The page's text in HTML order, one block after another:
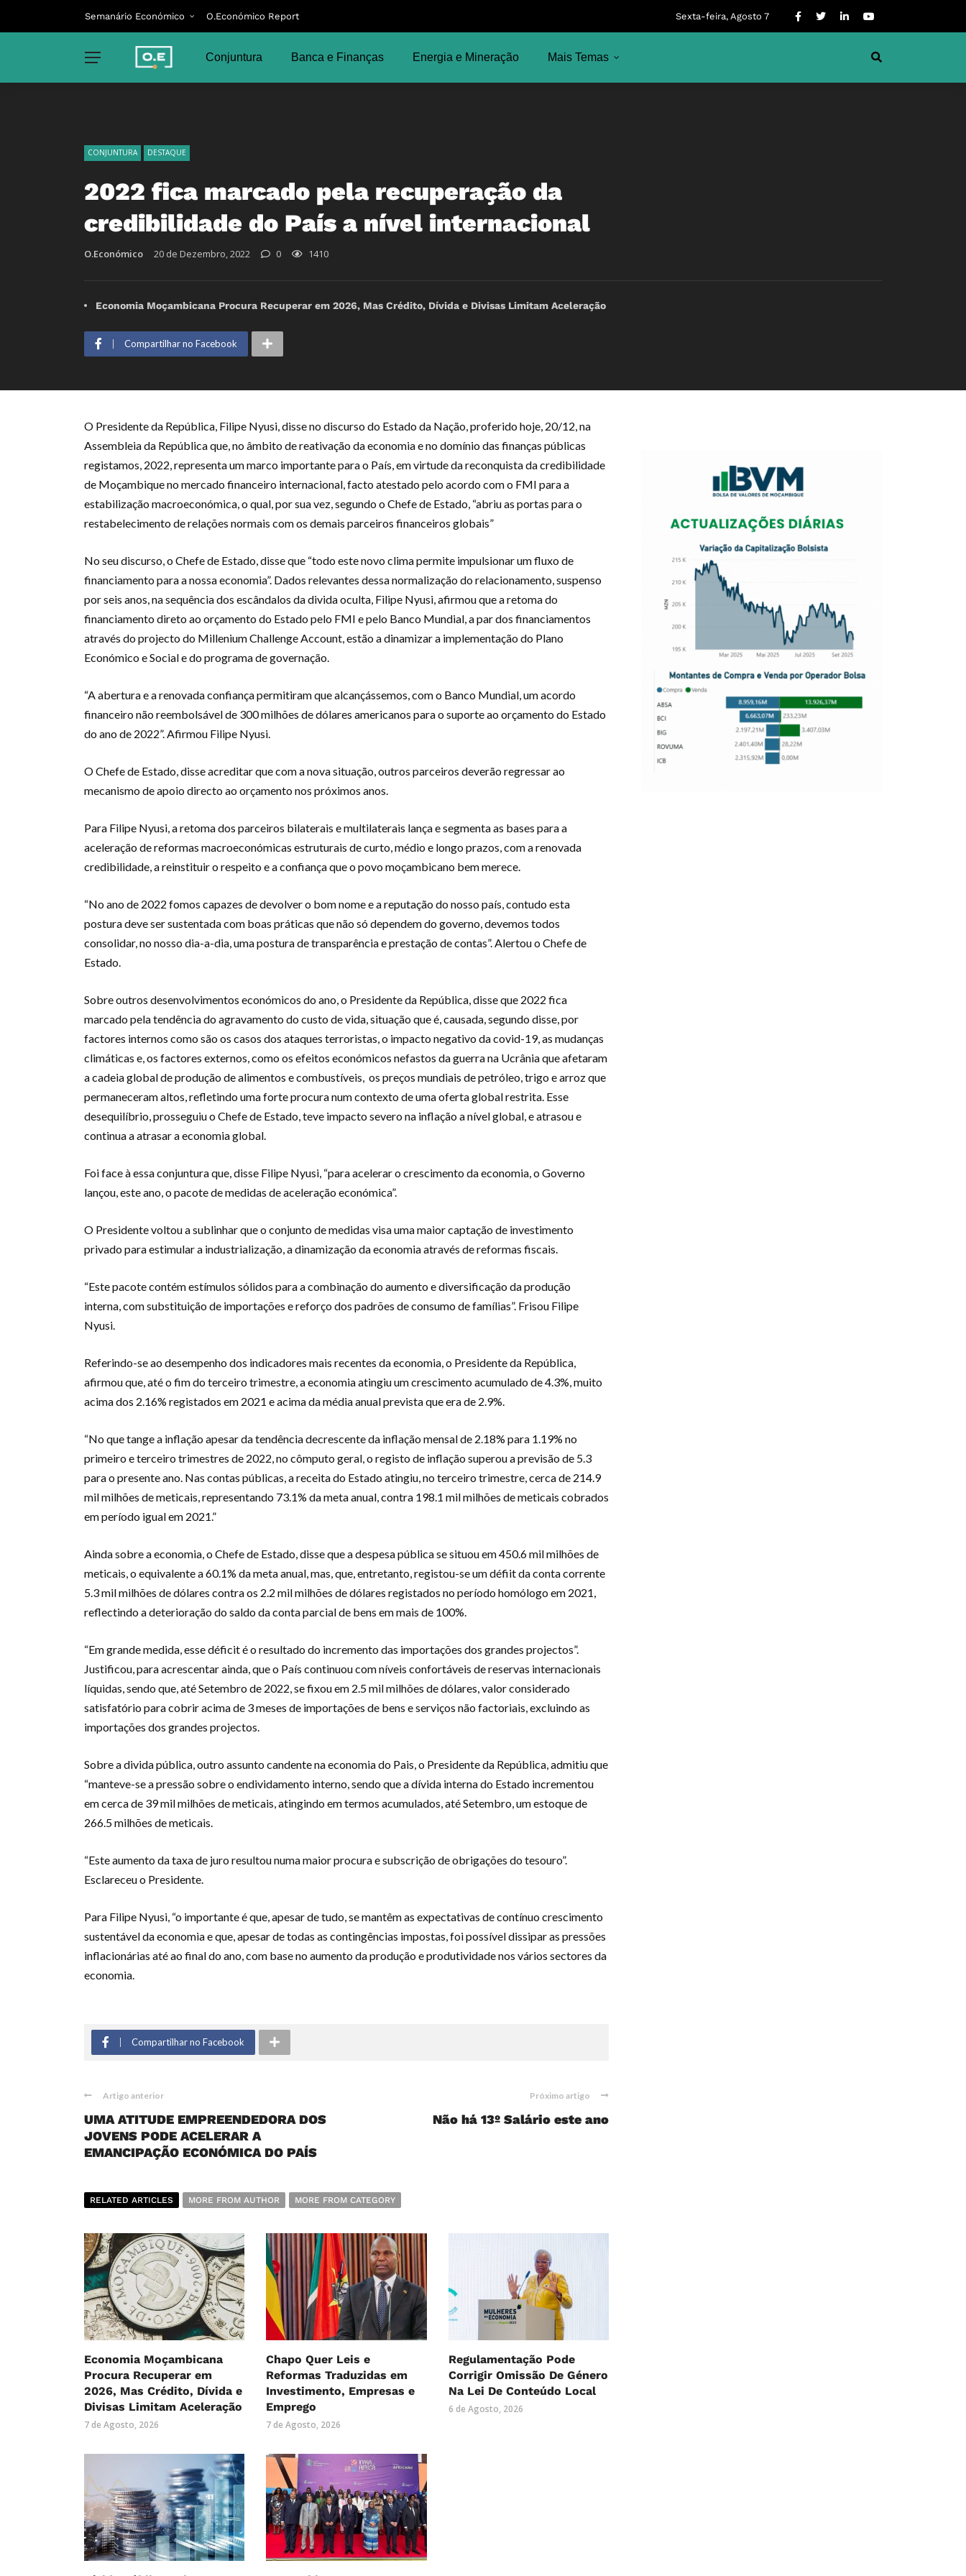
Semanário Económico O.Económico Report Sexta-feira, Agosto 7
Conjuntura Banca e Finanças Energia e Mineração Mais Temas
CONJUNTURA DESTAQUE
2022 fica marcado pela recuperação da
credibilidade do País a nível internacional
O.Económico 20 de Dezembro, 2022 0 1410
Economia Moçambicana Procura Recuperar em 2026, Mas Crédito, Dívida e Divisas Limitam Aceleração
Compartilhar no Facebook
O Presidente da República, Filipe Nyusi, disse no discurso do Estado da Nação, proferido hoje, 20/12, na
Assembleia da República que, no âmbito de reativação da economia e no domínio das finanças públicas
registamos, 2022, representa um marco importante para o País, em virtude da reconquista da credibilidade
de Moçambique no mercado financeiro internacional, facto atestado pelo acordo com o FMI para a
estabilização macroeconómica, o qual, por sua vez, segundo o Chefe de Estado, “abriu as portas para o
restabelecimento de relações normais com os demais parceiros financeiros globais”
No seu discurso, o Chefe de Estado, disse que “todo este novo clima permite impulsionar um fluxo de
financiamento para a nossa economia”. Dados relevantes dessa normalização do relacionamento, suspenso
por seis anos, na sequência dos escândalos da divida oculta, Filipe Nyusi, afirmou que a retoma do
financiamento direto ao orçamento do Estado pelo FMI e pelo Banco Mundial, a par dos financiamentos
através do projecto do Millenium Challenge Account, estão a dinamizar a implementação do Plano
Económico e Social e do programa de governação.
“A abertura e a renovada confiança permitiram que alcançássemos, com o Banco Mundial, um acordo
financeiro não reembolsável de 300 milhões de dólares americanos para o suporte ao orçamento do Estado
do ano de 2022”. Afirmou Filipe Nyusi.
O Chefe de Estado, disse acreditar que com a nova situação, outros parceiros deverão regressar ao
mecanismo de apoio directo ao orçamento nos próximos anos.
Para Filipe Nyusi, a retoma dos parceiros bilaterais e multilaterais lança e segmenta as bases para a
aceleração de reformas macroeconómicas estruturais de curto, médio e longo prazos, com a renovada
credibilidade, a reinstituir o respeito e a confiança que o povo moçambicano bem merece.
“No ano de 2022 fomos capazes de devolver o bom nome e a reputação do nosso país, contudo esta
postura deve ser sustentada com boas práticas que não só dependem do governo, devemos todos
consolidar, no nosso dia-a-dia, uma postura de transparência e prestação de contas”. Alertou o Chefe de
Estado.
Sobre outros desenvolvimentos económicos do ano, o Presidente da República, disse que 2022 fica
marcado pela tendência do agravamento do custo de vida, situação que é, causada, segundo disse, por
factores internos como são os casos dos ataques terroristas, o impacto negativo da covid-19, as mudanças
climáticas e, os factores externos, como os efeitos económicos nefastos da guerra na Ucrânia que afetaram
a cadeia global de produção de alimentos e combustíveis, os preços mundiais de petróleo, trigo e arroz que
permaneceram altos, refletindo uma forte procura num contexto de uma oferta global restrita. Esse
desequilíbrio, prosseguiu o Chefe de Estado, teve impacto severo na inflação a nível global, e atrasou e
continua a atrasar a economia global.
Foi face à essa conjuntura que, disse Filipe Nyusi, “para acelerar o crescimento da economia, o Governo
lançou, este ano, o pacote de medidas de aceleração económica”.
O Presidente voltou a sublinhar que o conjunto de medidas visa uma maior captação de investimento
privado para estimular a industrialização, a dinamização da economia através de reformas fiscais.
“Este pacote contém estímulos sólidos para a combinação do aumento e diversificação da produção
interna, com substituição de importações e reforço dos padrões de consumo de famílias”. Frisou Filipe
Nyusi.
Referindo-se ao desempenho dos indicadores mais recentes da economia, o Presidente da República,
afirmou que, até o fim do terceiro trimestre, a economia atingiu um crescimento acumulado de 4.3%, muito
acima dos 2.16% registados em 2021 e acima da média anual prevista que era de 2.9%.
“No que tange a inflação apesar da tendência decrescente da inflação mensal de 2.18% para 1.19% no
primeiro e terceiro trimestres de 2022, no cômputo geral, o registo de inflação superou a previsão de 5.3
para o presente ano. Nas contas públicas, a receita do Estado atingiu, no terceiro trimestre, cerca de 214.9
mil milhões de meticais, representando 73.1% da meta anual, contra 198.1 mil milhões de meticais cobrados
em período igual em 2021.”
Ainda sobre a economia, o Chefe de Estado, disse que a despesa pública se situou em 450.6 mil milhões de
meticais, o equivalente a 60.1% da meta anual, mas, que, entretanto, registou-se um défiit da conta corrente
5.3 mil milhões de dólares contra os 2.2 mil milhões de dólares registados no período homólogo em 2021,
reflectindo a deterioração do saldo da conta parcial de bens em mais de 100%.
“Em grande medida, esse déficit é o resultado do incremento das importações dos grandes projectos”.
Justificou, para acrescentar ainda, que o País continuou com níveis confortáveis de reservas internacionais
líquidas, sendo que, até Setembro de 2022, se fixou em 2.5 mil milhões de dólares, valor considerado
satisfatório para cobrir acima de 3 meses de importações de bens e serviços não factoriais, excluindo as
importações dos grandes projectos.
Sobre a divida pública, outro assunto candente na economia do Pais, o Presidente da República, admitiu que
“manteve-se a pressão sobre o endividamento interno, sendo que a dívida interna do Estado incrementou
em cerca de 39 mil milhões de meticais, atingindo em termos acumulados, até Setembro, um estoque de
266.5 milhões de meticais.
“Este aumento da taxa de juro resultou numa maior procura e subscrição de obrigações do tesouro”.
Esclareceu o Presidente.
Para Filipe Nyusi, “o importante é que, apesar de tudo, se mantêm as expectativas de contínuo crescimento
sustentável da economia e que, apesar de todas as contingências impostas, foi possível dissipar as pressões
inflacionárias até ao final do ano, com base no aumento da produção e produtividade nos vários sectores da
economia.
Compartilhar no Facebook
Artigo anterior
UMA ATITUDE EMPREENDEDORA DOS
JOVENS PODE ACELERAR A
EMANCIPAÇÃO ECONÓMICA DO PAÍS
Próximo artigo
Não há 13º Salário este ano
RELATED ARTICLES MORE FROM AUTHOR MORE FROM CATEGORY
Economia Moçambicana
Procura Recuperar em
2026, Mas Crédito, Dívida e
Divisas Limitam Aceleração
7 de Agosto, 2026
Chapo Quer Leis e
Reformas Traduzidas em
Investimento, Empresas e
Emprego
7 de Agosto, 2026
Regulamentação Pode
Corrigir Omissão De Género
Na Lei De Conteúdo Local
6 de Agosto, 2026